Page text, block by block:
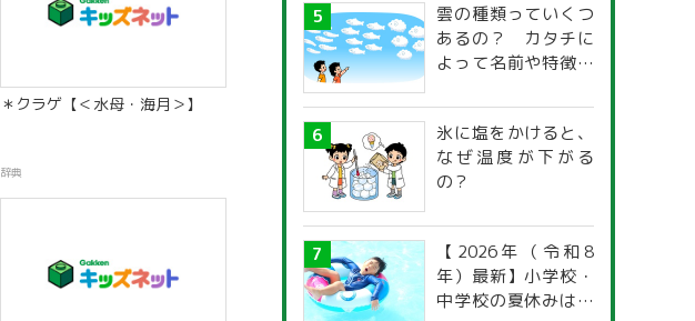
＊クラゲ【＜水母・海月＞】
辞典
雲の種類っていくつ
あるの？ カタチに
よって名前や特徴が
氷に塩をかけると、
なぜ温度が下がる
の？
【2026年（令和8
年）最新】小学校・
中学校の夏休みはい